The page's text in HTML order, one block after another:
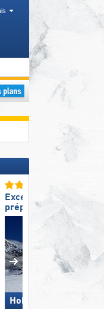
Excellente
préparation des pistes
Hohsaas – Saas-Grund